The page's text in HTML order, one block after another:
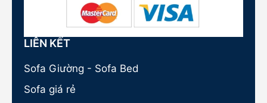
LIÊN KẾT
Sofa Giường - Sofa Bed
Sofa giá rẻ